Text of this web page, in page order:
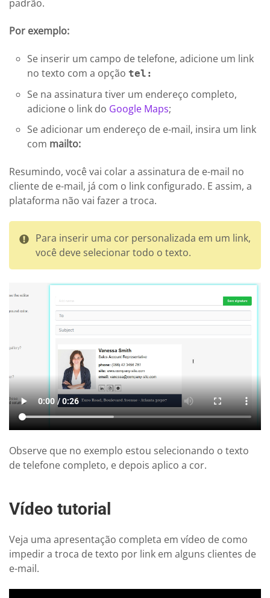
padrão.
Por exemplo:
Se inserir um campo de telefone, adicione um link
no texto com a opção tel:
Se na assinatura tiver um endereço completo,
adicione o link do Google Maps;
Se adicionar um endereço de e-mail, insira um link
com mailto:
Resumindo, você vai colar a assinatura de e-mail no
cliente de e-mail, já com o link configurado. E assim, a
plataforma não vai fazer a troca.
Para inserir uma cor personalizada em um link,
você deve selecionar todo o texto.
Observe que no exemplo estou selecionando o texto
de telefone completo, e depois aplico a cor.
Vídeo tutorial
Veja uma apresentação completa em vídeo de como
impedir a troca de texto por link em alguns clientes de
e-mail.